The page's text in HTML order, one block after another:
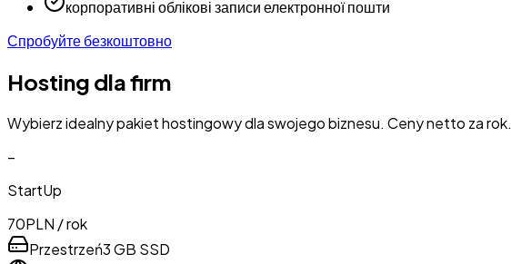
корпоративні облікові записи електронної пошти
Спробуйте безкоштовно
Hosting dla firm
Wybierz idealny pakiet hostingowy dla swojego biznesu. Ceny netto za rok.
–
StartUp
70PLN / rok
Przestrzeń3 GB SSD